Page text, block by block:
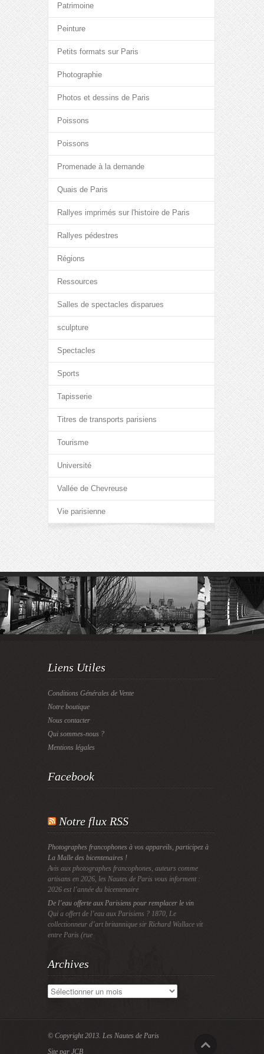
Patrimoine
Peinture
Petits formats sur Paris
Photographie
Photos et dessins de Paris
Poissons
Poissons
Promenade à la demande
Quais de Paris
Rallyes imprimés sur l'histoire de Paris
Rallyes pédestres
Régions
Ressources
Salles de spectacles disparues
sculpture
Spectacles
Sports
Tapisserie
Titres de transports parisiens
Tourisme
Université
Vallée de Chevreuse
Vie parisienne
Liens Utiles
Conditions Générales de Vente
Notre boutique
Nous contacter
Qui sommes-nous ?
Mentions légales
Facebook
Notre flux RSS
Photographes francophones à vos appareils, participez à
La Malle des bicentenaires !
Avis aux photographes francophones, auteurs comme
artisans en 2026, les Nautes de Paris vous informent :
2026 est l’année du bicentenaire
De l’eau offerte aux Parisiens pour remplacer le vin
Qui a offert de l’eau aux Parisiens ? 1870, Le
collectionneur d’art britannique sir Richard Wallace vit
entre Paris (rue
Archives
Archives
© Copyright 2013. Les Nautes de Paris
Site par JCB